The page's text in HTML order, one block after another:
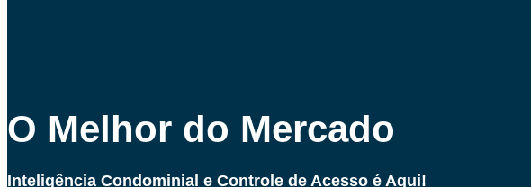
O Melhor do Mercado
Inteligência Condominial e Controle de Acesso é Aqui!